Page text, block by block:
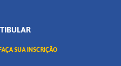
SUA INSCRIÇÃO